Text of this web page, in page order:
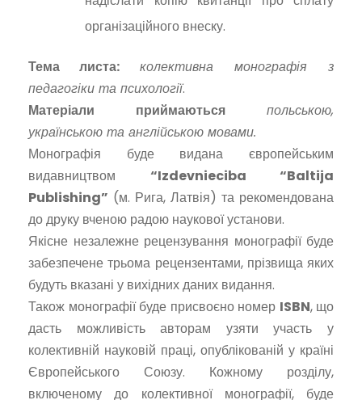
організаційного внеску.
Тема листа:
колективна монографія з
педагогіки та психології.
Матеріали приймаються
польською,
українською та англійською мовами.
Монографія буде видана європейським
видавництвом “Izdevnieciba “Baltija
Publishing” (м. Рига, Латвія) та рекомендована
до друку вченою радою наукової установи.
Якісне незалежне рецензування монографії буде
забезпечене трьома рецензентами, прізвища яких
будуть вказані у вихідних даних видання.
Також монографії буде присвоєно номер ISBN, що
дасть можливість авторам узяти участь у
колективній науковій праці, опублікованій у країні
Європейського Союзу. Кожному розділу,
включеному до колективної монографії, буде